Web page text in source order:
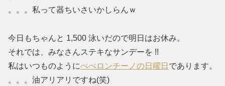
。。。私って器ちいさいかしらんｗ
今日もちゃんと 1,500 泳いだので明日はお休み。
それでは、みなさんステキなサンデーを !!
私はいつものようにぺぺロンチーノの日曜日 であります。
。。。油アリアリですね(笑)